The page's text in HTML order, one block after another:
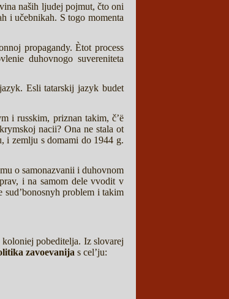
naših ljudej pojmut, čto oni
i učebnikah. S togo momenta
propagandy. Ètot process
duhovnogo suvereniteta
Esli tatarskij jazyk budet
i russkim, priznan takim, č’ë
nacii? Ona ne stala ot
i zemlju s domami do 1944 g.
o samonazvanii i duhovnom
i na samom dele vvodit v
sud’bonosnyh problem i takim
pobeditelja. Iz slovarej
zavoevanija s cel’ju: